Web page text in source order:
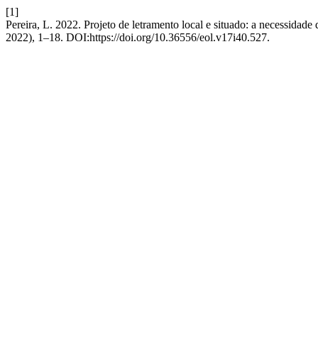
[1]
Pereira, L. 2022. Projeto de letramento local e situado: a
2022), 1–18. DOI:https://doi.org/10.36556/eol.v17i40.527.